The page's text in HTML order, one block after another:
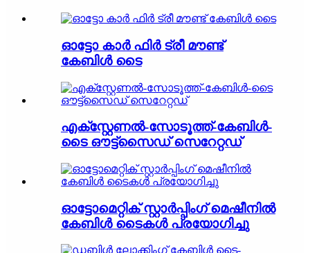
ഓട്ടോ കാർ ഫിർ ട്രീ മൗണ്ട്
കേബിൾ ടൈ
എക്സ്റ്റേണൽ-സോടൂത്ത്-കേബിൾ-
ടൈ ഔട്ട്സൈഡ് സെറേറ്റഡ്
ഓട്ടോമെറ്റിക് സ്റ്റാർപ്പിംഗ് മെഷീനിൽ
കേബിൾ ടൈകൾ പ്രയോഗിച്ചു